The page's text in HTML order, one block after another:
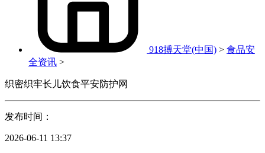
918搏天堂(中国) > 食品安
全资讯 >
织密织牢长儿饮食平安防护网
发布时间：
2026-06-11 13:37